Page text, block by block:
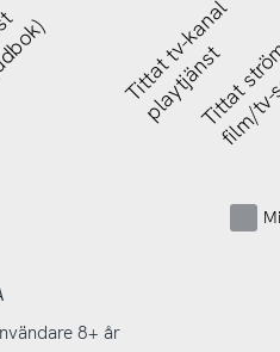
Tittat tv-kanal
playtjänst
Tittat
film/
8+ år